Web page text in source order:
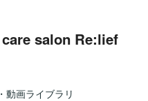
salon Re:lief
動画ライブラリ